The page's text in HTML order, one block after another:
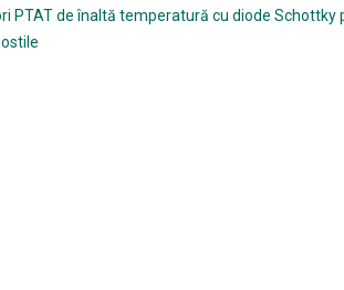
PTAT de înaltă temperatură cu diode Schottky